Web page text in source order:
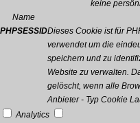
keine
Name
PHPSESSIDDieses Cookie ist für
verwendet um die
speichern und zu
Website zu verwalten.
gelöscht, wenn alle
Anbieter - Typ Cookie
Analytics